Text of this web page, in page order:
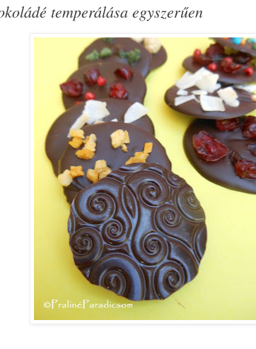
temperálása egyszerűen